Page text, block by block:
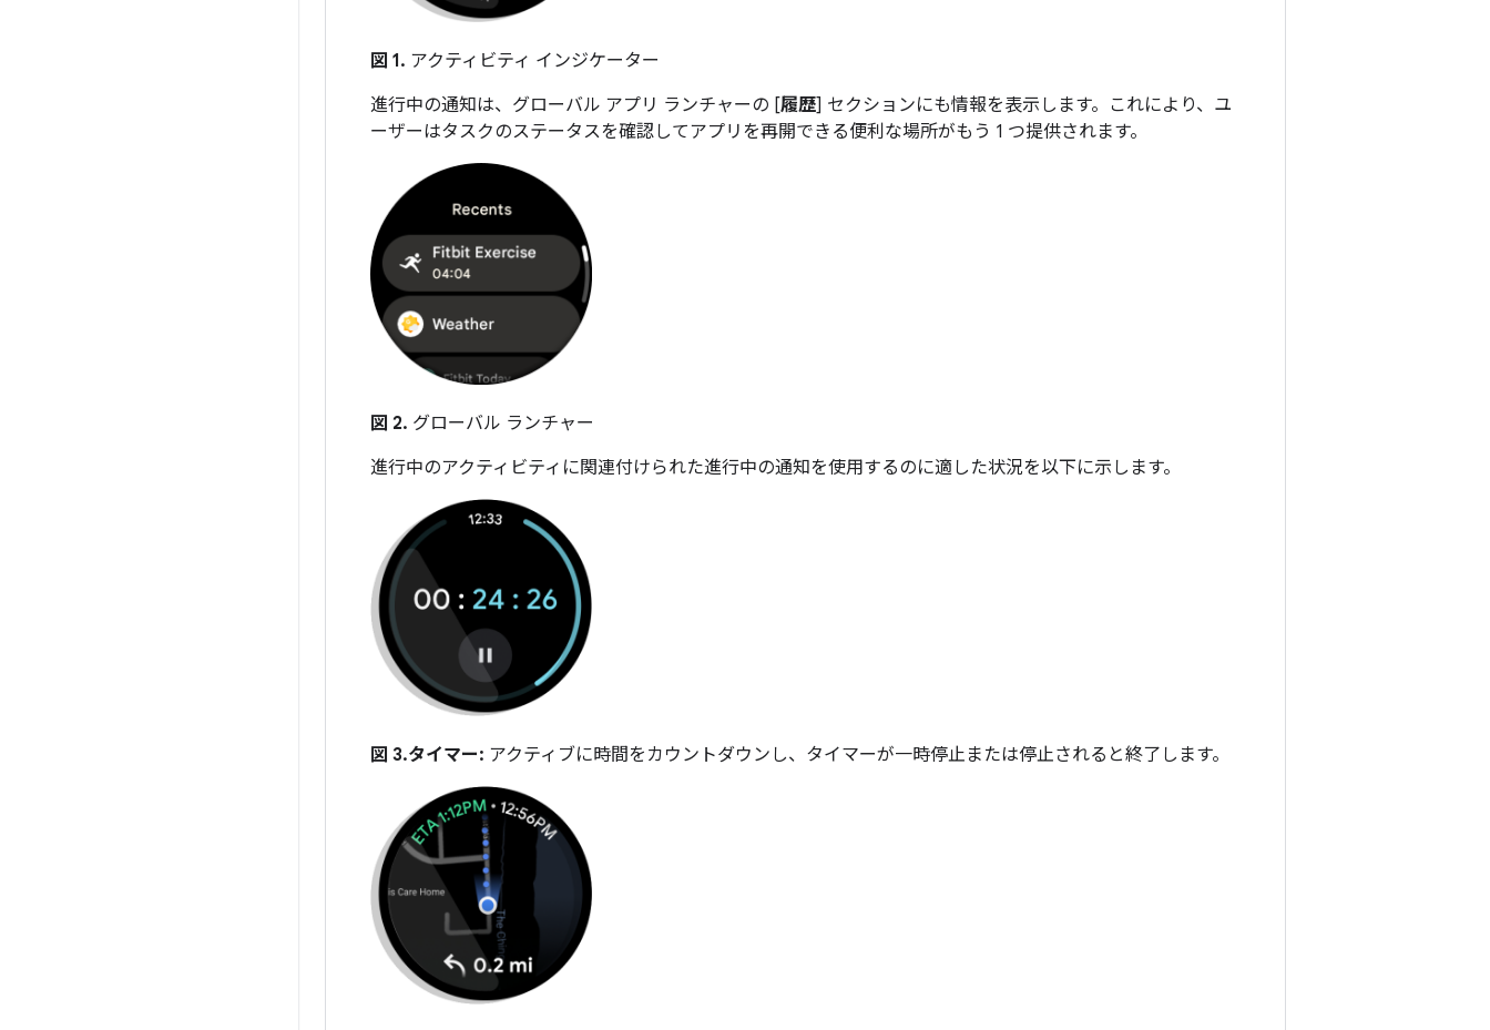
図 1. アクティビティ インジケーター
進行中の通知は、グローバル アプリ ランチャーの [履歴] セクションにも情報を表示します。これにより、ユ
ーザーはタスクのステータスを確認してアプリを再開できる便利な場所がもう 1 つ提供されます。
図 2. グローバル ランチャー
進行中のアクティビティに関連付けられた進行中の通知を使用するのに適した状況を以下に示します。
図 3.タイマー: アクティブに時間をカウントダウンし、タイマーが一時停止または停止されると終了します。